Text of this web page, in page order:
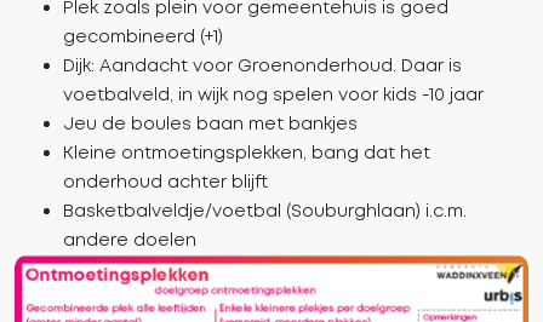
Plek zoals plein voor gemeentehuis is goed
gecombineerd (+1)
Dijk: Aandacht voor Groenonderhoud. Daar is
voetbalveld, in wijk nog spelen voor kids -10 jaar
Jeu de boules baan met bankjes
Kleine ontmoetingsplekken, bang dat het
onderhoud achter blijft
Basketbalveldje/voetbal (Souburghlaan) i.c.m.
andere doelen